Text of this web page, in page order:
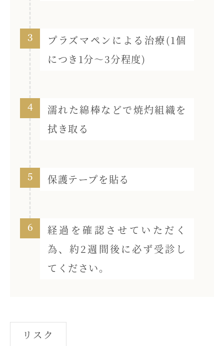
3
プラズマペンによる治療(1個
につき1分〜3分程度)
4
濡れた綿棒などで焼灼組織を
拭き取る
5 保護テープを貼る
6
経過を確認させていただく
為、約2週間後に必ず受診し
てください。
リスク